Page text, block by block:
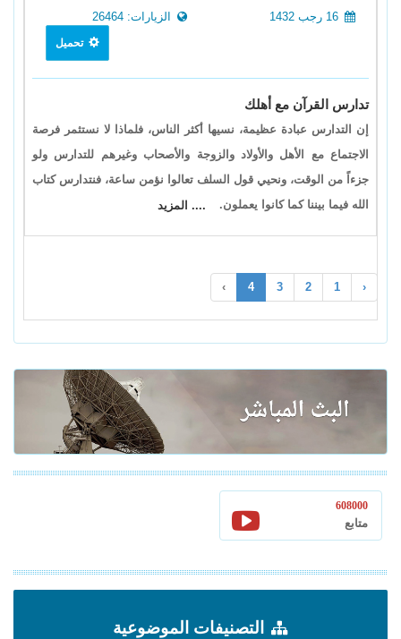
الزيارات: 26464
تحميل
تدارس القرآن مع أهلك
إن التدارس عبادة عظيمة، نسيها أكثر الناس، فلماذا لا نستثمر فرصة
الاجتماع مع الأهل والأولاد والزوجة والأصحاب وغيرهم للتدارس ولو
جزءاً من الوقت، ونحيي قول السلف تعالوا نؤمن ساعة، فنتدارس كتاب
الله فيما بيننا كما كانوا يعملون.
.... المزيد
‹
1
2
3
4
›
608000
متابع
التصنيفات الموضوعية